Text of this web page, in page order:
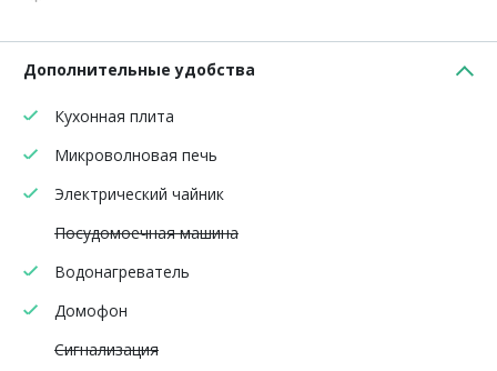
Дополнительные удобства
Кухонная плита
Микроволновая печь
Электрический чайник
Посудомоечная машина
Водонагреватель
Домофон
Сигнализация